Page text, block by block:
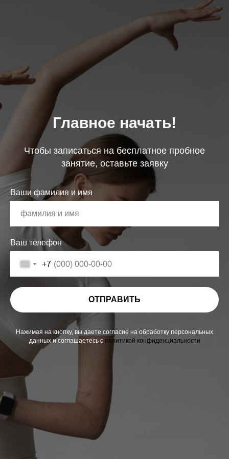
Главное начать!
Чтобы записаться на бесплатное пробное
занятие, оставьте заявку
Ваши фамилия и имя
Ваш телефон
+7
ОТПРАВИТЬ
Нажимая на кнопку, вы даете согласие на обработку персональных
данных и соглашаетесь c политикой конфиденциальности